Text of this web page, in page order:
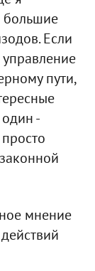
большие
Если
управление
пути,
-
мнение